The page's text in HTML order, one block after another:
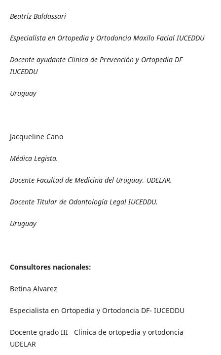
Beatriz Baldassari
Especialista en Ortopedia y Ortodoncia Maxilo Facial IUCEDDU
Docente ayudante Clinica de Prevención y Ortopedia DF
IUCEDDU
Uruguay
Jacqueline Cano
Médica Legista.
Docente Facultad de Medicina del Uruguay, UDELAR.
Docente Titular de Odontología Legal IUCEDDU.
Uruguay
Consultores nacionales:
Betina Alvarez
Especialista en Ortopedia y Ortodoncia DF- IUCEDDU
Docente grado III Clinica de ortopedia y ortodoncia
UDELAR